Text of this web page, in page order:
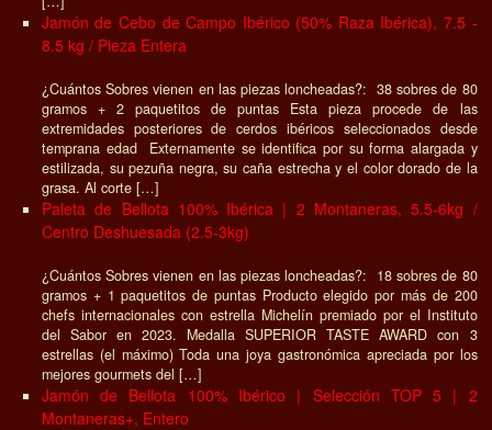
Jamón de Cebo de Campo Ibérico (50% Raza Ibérica), 7.5 -
8.5 kg / Pieza Entera
¿Cuántos Sobres vienen en las piezas loncheadas?: 38 sobres de 80
gramos + 2 paquetitos de puntas Esta pieza procede de las
extremidades posteriores de cerdos ibéricos seleccionados desde
temprana edad Externamente se identifica por su forma alargada y
estilizada, su pezuña negra, su caña estrecha y el color dorado de la
grasa. Al corte […]
Paleta de Bellota 100% Ibérica | 2 Montaneras, 5.5-6kg /
Centro Deshuesada (2.5-3kg)
¿Cuántos Sobres vienen en las piezas loncheadas?: 18 sobres de 80
gramos + 1 paquetitos de puntas Producto elegido por más de 200
chefs internacionales con estrella Michelín premiado por el Instituto
del Sabor en 2023. Medalla SUPERIOR TASTE AWARD con 3
estrellas (el máximo) Toda una joya gastronómica apreciada por los
mejores gourmets del […]
Jamón de Bellota 100% Ibérico | Selección TOP 5 | 2
Montaneras+, Entero